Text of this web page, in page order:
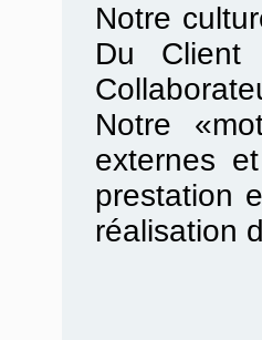
Notre
Du Client
Notre
externes
prestation
réalisation